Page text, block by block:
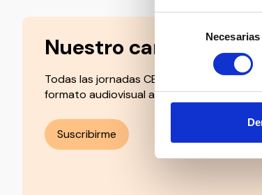
Selección
consentimiento
Necesarias
Nuestro canal de
Todas las jornadas CEDDD, el podcast ‘El
formato audiovisual a un solo clic.
Suscribirme